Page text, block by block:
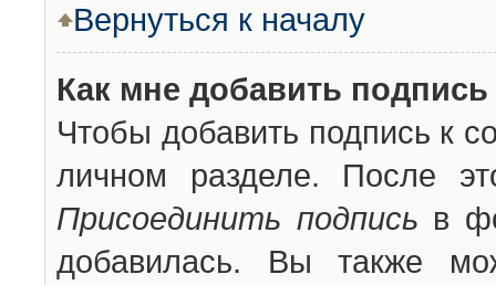
Вернуться к началу
Как мне добавить
Чтобы добавить подпись к
личном разделе. После
Присоединить подпись в
добавилась. Вы также